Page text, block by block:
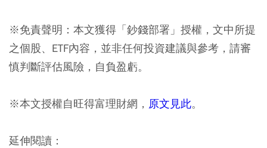
※免責聲明：本文獲得「鈔錢部署」授權，文中所提
之個股、ETF內容，並非任何投資建議與參考，請審
慎判斷評估風險，自負盈虧。
※本文授權自旺得富理財網， 原文見此。
延伸閱讀：